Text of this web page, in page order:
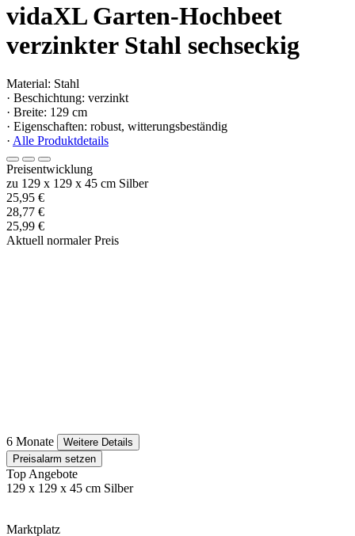
vidaXL Garten-Hochbeet
verzinkter Stahl sechseckig
Material: Stahl
· Beschichtung: verzinkt
· Breite: 129 cm
· Eigenschaften: robust, witterungsbeständig
· Alle Produktdetails
Preisentwicklung
zu 129 x 129 x 45 cm Silber
25,95 €
28,77 €
25,99 €
Aktuell normaler Preis
6 Monate
Weitere Details
Preisalarm setzen
Top Angebote
129 x 129 x 45 cm Silber
Marktplatz